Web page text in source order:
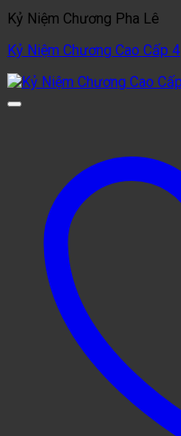
Kỷ Niệm Chương Pha Lê
Kỷ Niệm Chương Cao Cấp 4